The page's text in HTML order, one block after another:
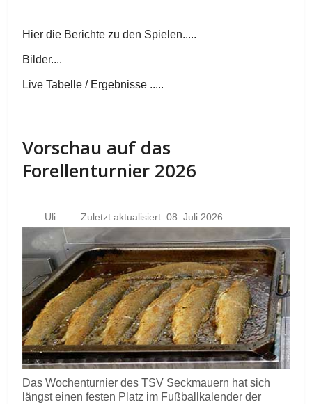
Hier die Berichte zu den Spielen.....
Bilder....
Live Tabelle / Ergebnisse .....
Vorschau auf das
Forellenturnier 2026
Uli Zuletzt aktualisiert: 08. Juli 2026
Das Wochenturnier des TSV Seckmauern hat sich
längst einen festen Platz im Fußballkalender der